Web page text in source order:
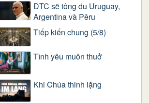
ĐTC sẽ tông du Uruguay,
Argentina và Pêru
Tiếp kiến chung (5/8)
Tình yêu muôn thuở
Khi Chúa thinh lặng